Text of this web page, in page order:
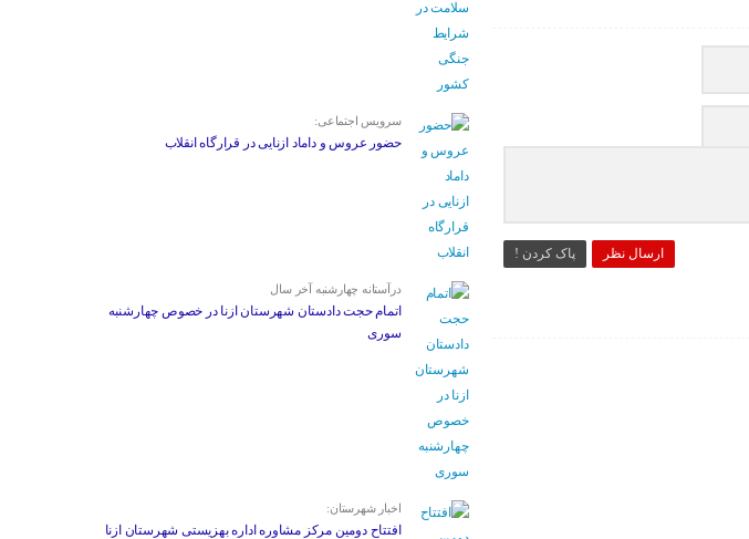
ارسال نظر پاک کردن !
سرویس اجتماعی:
حضور عروس و داماد ازنایی در قرارگاه انقلاب
درآستانه چهارشنبه آخر سال
اتمام حجت دادستان شهرستان ازنا در خصوص چهارشنبه
‌سوری
اخبار شهرستان:
افتتاح دومین مرکز مشاوره اداره بهزیستی شهرستان ازنا